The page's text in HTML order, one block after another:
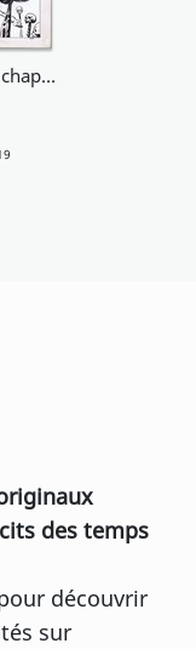
Jason Muller - Planche 2, chapitre 4
des temps
découvrir
sur